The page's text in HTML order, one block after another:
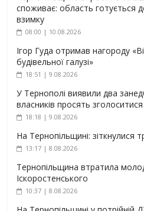
споживає: область готується
взимку
08:00 | 10.08.2026
Ігор Гуда отримав нагороду
будівельної галузі»
18:51 | 9.08.2026
У Тернополі виявили два
власників просять зголоситися
18:18 | 9.08.2026
На Тернопільщині: зіткнулися
13:17 | 8.08.2026
Тернопільщина втратила
Іскоростенського
10:37 | 8.08.2026